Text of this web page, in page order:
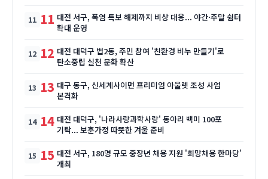
11 대전 서구, 폭염 특보 해제까지 비상 대응... 야간·주말 쉼터
확대 운영
12 대전 대덕구 법2동, 주민 참여 '친환경 비누 만들기'로
탄소중립 실천 문화 확산
13 대구 동구, 신세계사이먼 프리미엄 아울렛 조성 사업
본격화
14 대전 대덕구, '나라사랑과학사랑' 동아리 백미 100포
기탁... 보훈가정 따뜻한 겨울 준비
15 대전 서구, 180명 규모 중장년 채용 지원 '희망채용 한마당'
개최